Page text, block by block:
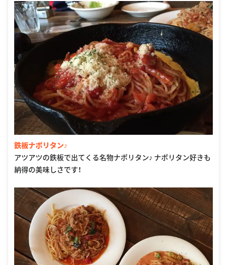
鉄板ナポリタン♪
アツアツの鉄板で出てくる名物ナポリタン♪ ナポリタン好きも
納得の美味しさです！